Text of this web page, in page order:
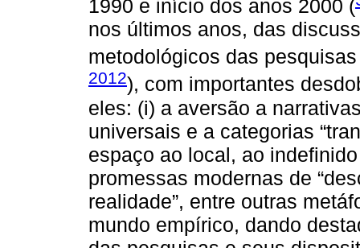
1990 e início dos anos 2000 (
nos últimos anos, das
metodológicos das
2012), com importantes
eles: (i) a aversão a
universais e a categorias
espaço ao local, ao
promessas modernas de
realidade”, entre outras
mundo empírico, dando